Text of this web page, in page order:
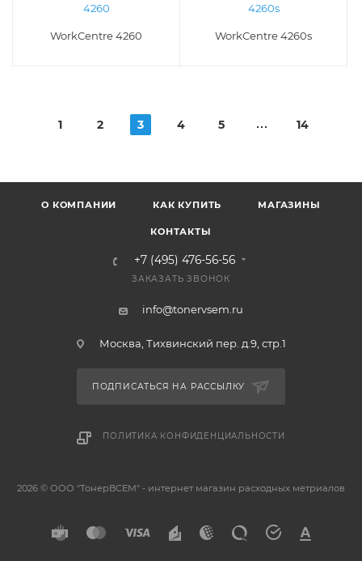
WorkCentre 4260 WorkCentre 4260s
1 2 3 4 5 14
О КОМПАНИИ КАК КУПИТЬ МАГАЗИНЫ
КОНТАКТЫ
+7 (495) 476-56-56
ЗАКАЗАТЬ ЗВОНОК
info@tonervsem.ru
Москва, Тихвинский пер. д.9, стр.1
ПОДПИСАТЬСЯ НА РАССЫЛКУ
ПОЛИТИКА КОНФИДЕНЦИАЛЬНОСТИ
2026 © ООО "ТонерВСЕМ" - интернет магазин расходных метриалов